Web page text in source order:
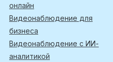
онлайн
Видеонаблюдение для
бизнеса
Видеонаблюдение с ИИ-
аналитикой